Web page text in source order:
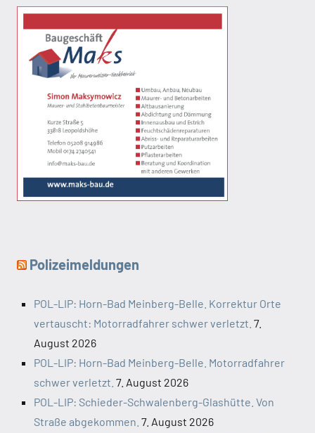
Polizeimeldungen
POL-LIP: Horn-Bad Meinberg-Belle. Korrektur Orte
vertauscht: Motorradfahrer schwer verletzt. 7.
August 2026
POL-LIP: Horn-Bad Meinberg-Belle. Motorradfahrer
schwer verletzt. 7. August 2026
POL-LIP: Schieder-Schwalenberg-Glashütte. Von
Straße abgekommen. 7. August 2026